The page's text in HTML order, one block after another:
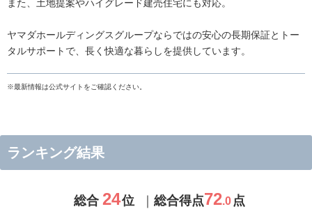
また、土地提案やハイグレード建売住宅にも対応。
ヤマダホールディングスグループならではの安心の長期保証とトー
タルサポートで、長く快適な暮らしを提供しています。
※最新情報は公式サイトをご確認ください。
ランキング結果
総合 24位 総合得点72.0 点